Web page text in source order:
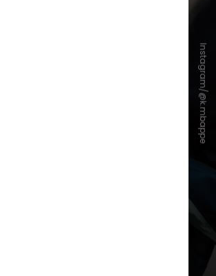
Instagram/@k.mbappe